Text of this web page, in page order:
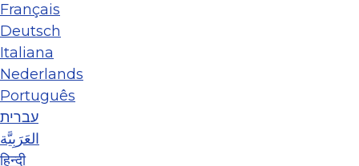
Français
Deutsch
Italiana
Nederlands
Português
עברית
العَرَبِيَّة
हिन्दी